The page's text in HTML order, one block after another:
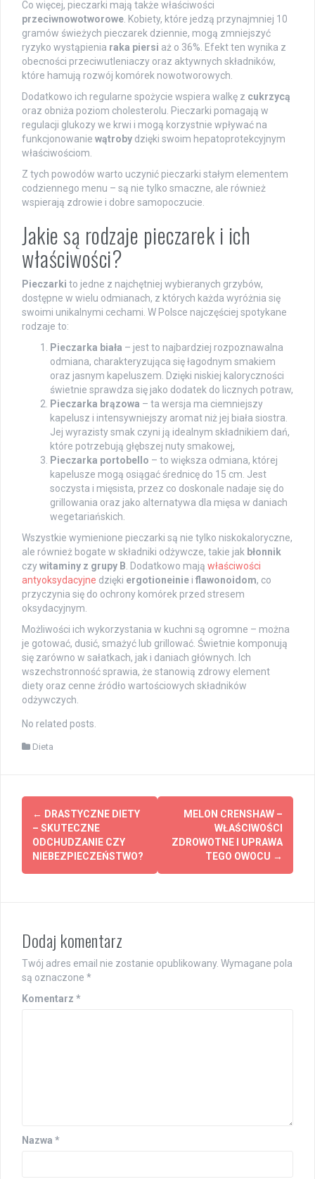
Co więcej, pieczarki mają także właściwości
przeciwnowotworowe . Kobiety, które jedzą przynajmniej 10
gramów świeżych pieczarek dziennie, mogą zmniejszyć
ryzyko wystąpienia raka piersi aż o 36%. Efekt ten wynika z
obecności przeciwutleniaczy oraz aktywnych składników,
które hamują rozwój komórek nowotworowych.
Dodatkowo ich regularne spożycie wspiera walkę z cukrzycą
oraz obniża poziom cholesterolu. Pieczarki pomagają w
regulacji glukozy we krwi i mogą korzystnie wpływać na
funkcjonowanie wątroby dzięki swoim hepatoprotekcyjnym
właściwościom.
Z tych powodów warto uczynić pieczarki stałym elementem
codziennego menu – są nie tylko smaczne, ale również
wspierają zdrowie i dobre samopoczucie.
Jakie są rodzaje pieczarek i ich
właściwości?
Pieczarki to jedne z najchętniej wybieranych grzybów,
dostępne w wielu odmianach, z których każda wyróżnia się
swoimi unikalnymi cechami. W Polsce najczęściej spotykane
rodzaje to:
Pieczarka biała – jest to najbardziej rozpoznawalna
odmiana, charakteryzująca się łagodnym smakiem
oraz jasnym kapeluszem. Dzięki niskiej kaloryczności
świetnie sprawdza się jako dodatek do licznych potraw,
Pieczarka brązowa – ta wersja ma ciemniejszy
kapelusz i intensywniejszy aromat niż jej biała siostra.
Jej wyrazisty smak czyni ją idealnym składnikiem dań,
które potrzebują głębszej nuty smakowej,
Pieczarka portobello – to większa odmiana, której
kapelusze mogą osiągać średnicę do 15 cm. Jest
soczysta i mięsista, przez co doskonale nadaje się do
grillowania oraz jako alternatywa dla mięsa w daniach
wegetariańskich.
Wszystkie wymienione pieczarki są nie tylko niskokaloryczne,
ale również bogate w składniki odżywcze, takie jak błonnik
czywitaminy z grupy B . Dodatkowo mają właściwości
antyoksydacyjne dzięki ergotioneinie i flawonoidom, co
przyczynia się do ochrony komórek przed stresem
oksydacyjnym.
Możliwości ich wykorzystania w kuchni są ogromne – można
je gotować, dusić, smażyć lub grillować. Świetnie komponują
się zarówno w sałatkach, jak i daniach głównych. Ich
wszechstronność sprawia, że stanowią zdrowy element
diety oraz cenne źródło wartościowych składników
odżywczych.
No related posts.
Dieta
Post
navigation
← DRASTYCZNE DIETY
– SKUTECZNE
ODCHUDZANIE CZY
NIEBEZPIECZEŃSTWO?
MELON CRENSHAW –
WŁAŚCIWOŚCI
ZDROWOTNE I UPRAWA
TEGO OWOCU →
Dodaj komentarz
Twój adres email nie zostanie opublikowany. Wymagane pola
są oznaczone *
Komentarz *
Nazwa *